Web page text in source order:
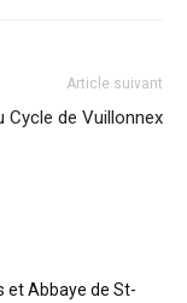
Article suivant
Cycle de Vuillonnex
et Abbaye de St-